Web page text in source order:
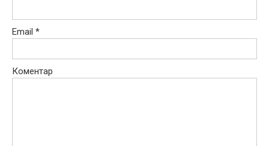
Email *
Коментар